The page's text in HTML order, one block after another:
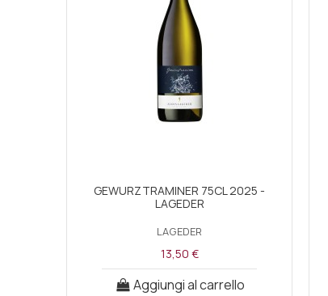
GEWURZTRAMINER 75CL 2025 -
LAGEDER
LAGEDER
13,50 €
Aggiungi al carrello